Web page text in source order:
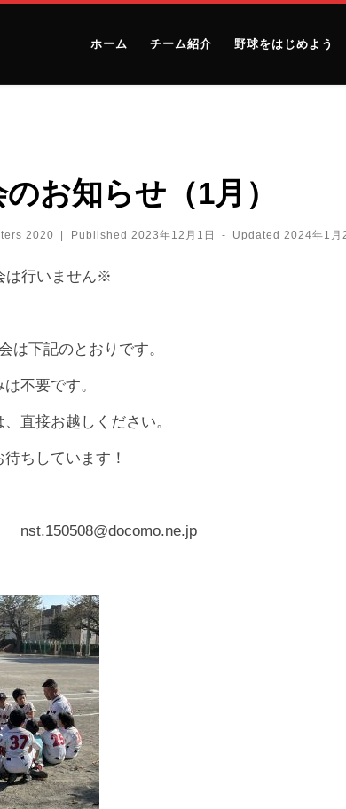
ホーム チーム紹介 野球をはじめよう
お知らせ（1月）
2020 | Published 2023年12月1日 - Updated 2024年1月
は行いません※
は下記のとおりです。
不要です。
直接お越しください。
ちしています！
nst.150508@docomo.ne.jp